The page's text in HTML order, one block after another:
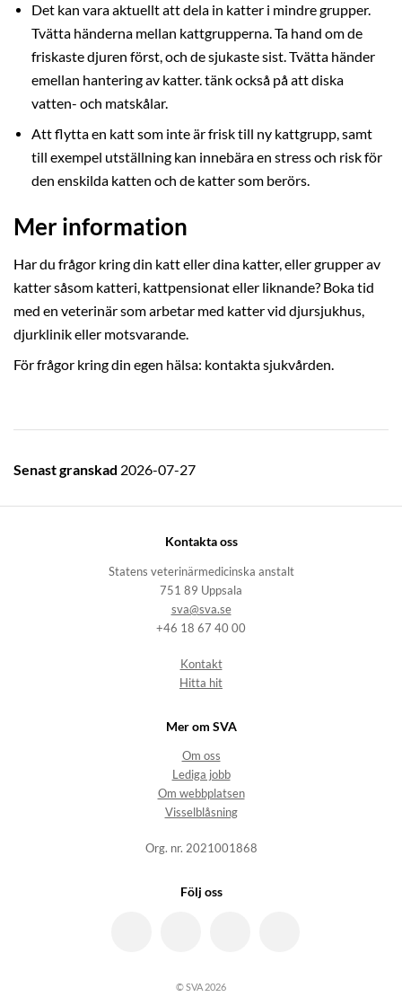
Det kan vara aktuellt att dela in katter i mindre grupper.
Tvätta händerna mellan kattgrupperna. Ta hand om de
friskaste djuren först, och de sjukaste sist. Tvätta händer
emellan hantering av katter. tänk också på att diska
vatten- och matskålar.
Att flytta en katt som inte är frisk till ny kattgrupp, samt
till exempel utställning kan innebära en stress och risk för
den enskilda katten och de katter som berörs.
Mer information
Har du frågor kring din katt eller dina katter, eller grupper av
katter såsom katteri, kattpensionat eller liknande? Boka tid
med en veterinär som arbetar med katter vid djursjukhus,
djurklinik eller motsvarande.
För frågor kring din egen hälsa: kontakta sjukvården.
Senast granskad 2026-07-27
Kontakta oss
Statens veterinärmedicinska anstalt
751 89 Uppsala
sva@sva.se
+46 18 67 40 00
Kontakt
Hitta hit
Mer om SVA
Om oss
Lediga jobb
Om webbplatsen
Visselblåsning
Org. nr. 2021001868
Följ oss
© SVA 2026